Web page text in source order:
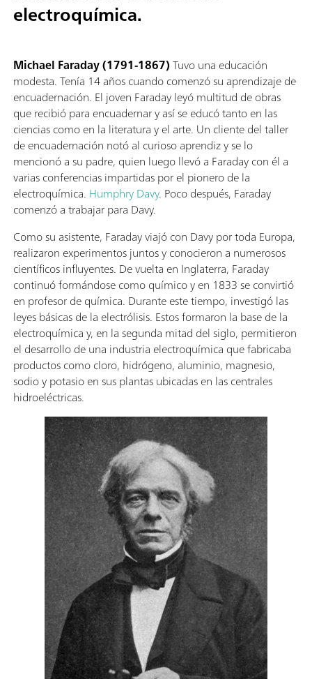
electroquímica.
Michael Faraday (1791-1867)Tuvo una educación
modesta. Tenía 14 años cuando comenzó su aprendizaje de
encuadernación. El joven Faraday leyó multitud de obras
que recibió para encuadernar y así se educó tanto en las
ciencias como en la literatura y el arte. Un cliente del taller
de encuadernación notó al curioso aprendiz y se lo
mencionó a su padre, quien luego llevó a Faraday con él a
varias conferencias impartidas por el pionero de la
electroquímica. Humphry Davy. Poco después, Faraday
comenzó a trabajar para Davy.
Como su asistente, Faraday viajó con Davy por toda Europa,
realizaron experimentos juntos y conocieron a numerosos
científicos influyentes. De vuelta en Inglaterra, Faraday
continuó formándose como químico y en 1833 se convirtió
en profesor de química. Durante este tiempo, investigó las
leyes básicas de la electrólisis. Estos formaron la base de la
electroquímica y, en la segunda mitad del siglo, permitieron
el desarrollo de una industria electroquímica que fabricaba
productos como cloro, hidrógeno, aluminio, magnesio,
sodio y potasio en sus plantas ubicadas en las centrales
hidroeléctricas.